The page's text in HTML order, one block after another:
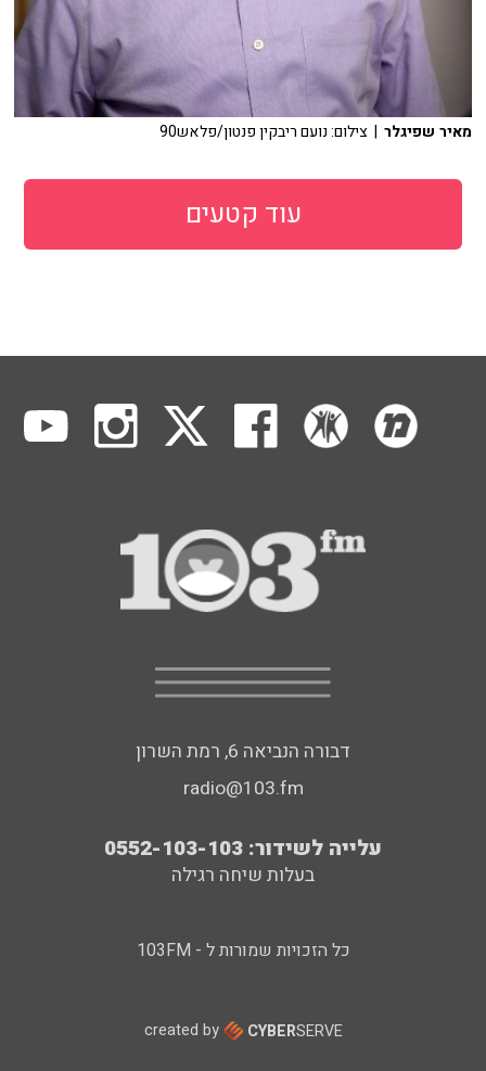
מאיר שפיגלר | צילום: נועם ריבקין פנטון/פלאש90
עוד קטעים
דבורה הנביאה 6, רמת השרון
radio@103.fm
עלייה לשידור: 0552-103-103
בעלות שיחה רגילה
כל הזכויות שמורות ל - 103FM
created by CYBERSERVE